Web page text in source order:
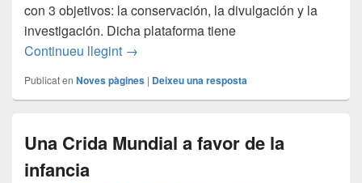
con 3 objetivos: la conservación, la divulgación y la
investigación. Dicha plataforma tiene
Continueu llegint BiodiversidadVirtual
→
Publicat en Noves pàgines | Deixeu una resposta
Una Crida Mundial a favor de la
infancia